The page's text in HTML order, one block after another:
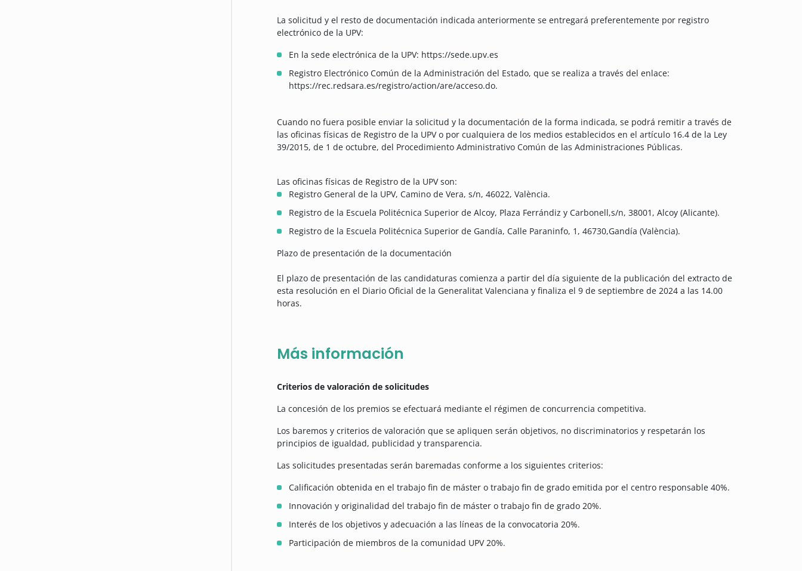
La solicitud y el resto de documentación indicada anteriormente se entregará preferentemente por registro
electrónico de la UPV:
En la sede electrónica de la UPV: https://sede.upv.es
Registro Electrónico Común de la Administración del Estado, que se realiza a través del enlace:
https://rec.redsara.es/registro/action/are/acceso.do.
Cuando no fuera posible enviar la solicitud y la documentación de la forma indicada, se podrá remitir a través de
las oficinas físicas de Registro de la UPV o por cualquiera de los medios establecidos en el artículo 16.4 de la Ley
39/2015, de 1 de octubre, del Procedimiento Administrativo Común de las Administraciones Públicas.
Las oficinas físicas de Registro de la UPV son:
Registro General de la UPV, Camino de Vera, s/n, 46022, València.
Registro de la Escuela Politécnica Superior de Alcoy, Plaza Ferrándiz y Carbonell,s/n, 38001, Alcoy (Alicante).
Registro de la Escuela Politécnica Superior de Gandía, Calle Paraninfo, 1, 46730,Gandía (València).
Plazo de presentación de la documentación
El plazo de presentación de las candidaturas comienza a partir del día siguiente de la publicación del extracto de
esta resolución en el Diario Oficial de la Generalitat Valenciana y finaliza el 9 de septiembre de 2024 a las 14.00
horas.
Más información
Criterios de valoración de solicitudes
La concesión de los premios se efectuará mediante el régimen de concurrencia competitiva.
Los baremos y criterios de valoración que se apliquen serán objetivos, no discriminatorios y respetarán los
principios de igualdad, publicidad y transparencia.
Las solicitudes presentadas serán baremadas conforme a los siguientes criterios:
Calificación obtenida en el trabajo fin de máster o trabajo fin de grado emitida por el centro responsable 40%.
Innovación y originalidad del trabajo fin de máster o trabajo fin de grado 20%.
Interés de los objetivos y adecuación a las líneas de la convocatoria 20%.
Participación de miembros de la comunidad UPV 20%.